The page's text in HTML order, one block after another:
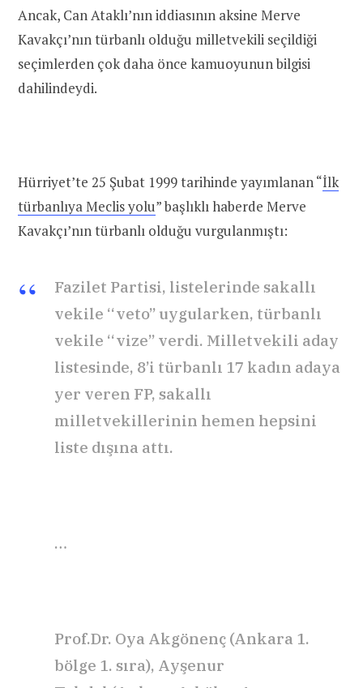
Ancak, Can Ataklı’nın iddiasının aksine Merve
Kavakçı’nın türbanlı olduğu milletvekili seçildiği
seçimlerden çok daha önce kamuoyunun bilgisi
dahilindeydi.
Hürriyet’te 25 Şubat 1999 tarihinde yayımlanan “İlk
türbanlıya Meclis yolu” başlıklı haberde Merve
Kavakçı’nın türbanlı olduğu vurgulanmıştı:
Fazilet Partisi, listelerinde sakallı
vekile ‘‘veto’’ uygularken, türbanlı
vekile ‘‘vize’’ verdi. Milletvekili aday
listesinde, 8’i türbanlı 17 kadın adaya
yer veren FP, sakallı
milletvekillerinin hemen hepsini
liste dışına attı.
…
Prof.Dr. Oya Akgönenç (Ankara 1.
bölge 1. sıra), Ayşenur